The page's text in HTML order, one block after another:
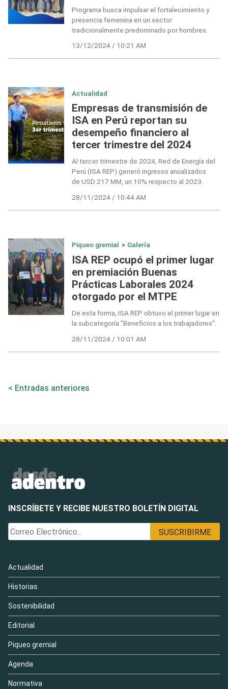
Programa busca impulsar el fortalecimiento y
presencia femenina en un sector
tradicionalmente predominado por hombres.
13/12/2024 / 10:21 AM
Actualidad
Empresas de transmisión de
ISA en Perú reportan su
desempeño financiero al
tercer trimestre del 2024
Al tercer trimestre de 2024, Red de Energía del
Perú (ISA REP) generó ingresos anualizados
de USD 217 MM, un 10% respecto al 2023.
28/11/2024 / 10:44 AM
Piqueo gremial > Galería
ISA REP ocupó el primer lugar
en premiación Buenas
Prácticas Laborales 2024
otorgado por el MTPE
De esta forma, ISA REP obtuvo el primer lugar en
la subcategoría "Beneficios a los trabajadores".
28/11/2024 / 10:01 AM
Navegación
Entradas anteriores
INSCRÍBETE Y RECIBE NUESTRO BOLETÍN DIGITAL
Actualidad
Historias
Sostenibilidad
Editorial
Piqueo gremial
Agenda
Normativa